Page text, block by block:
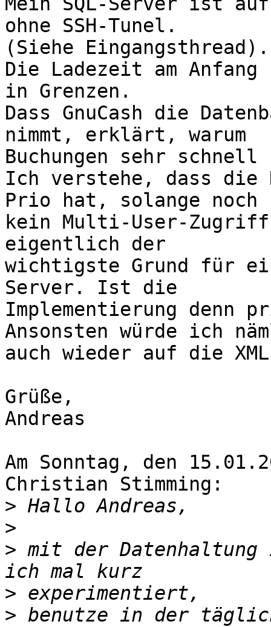
ohne SSH-Tunel.
(Siehe Eingangsthread).
Die Ladezeit am
in Grenzen.
Dass GnuCash die
nimmt, erklärt, warum
Buchungen sehr
Ich verstehe, dass die
Prio hat, solange noch
kein Multi-User-
eigentlich der
wichtigste Grund für
Server. Ist die
Implementierung denn
Ansonsten würde ich
auch wieder auf die
Grüße,
Andreas
Am Sonntag, den
Christian Stimming:
>
>
> mit der Datenhaltung
>
> benutze in der